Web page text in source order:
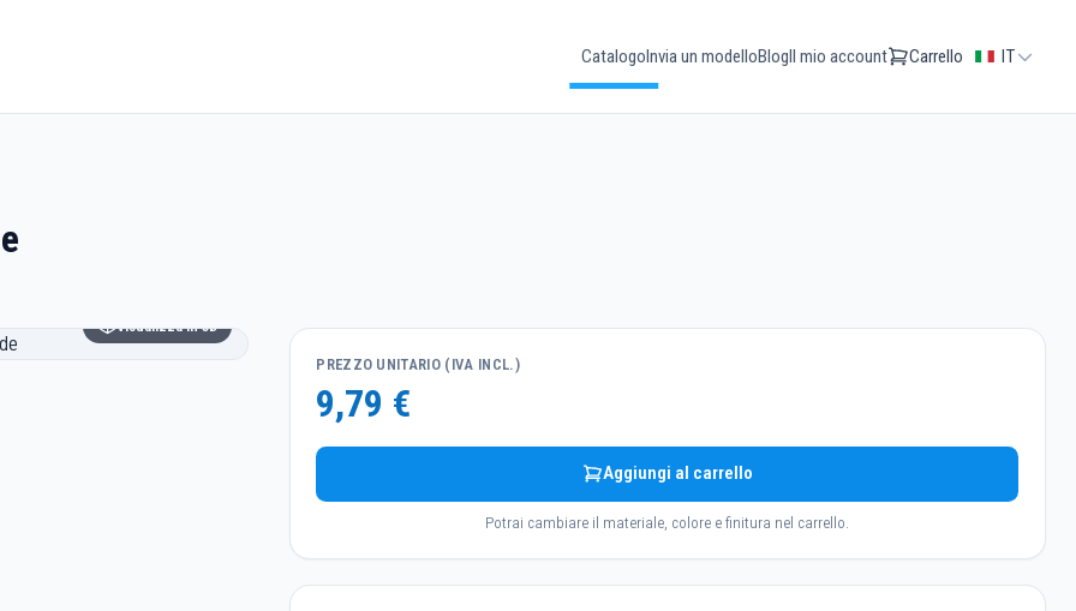
CatalogoInvia un modelloBlogIl mio account Carrello IT
Visualizza in 3D
PREZZO UNITARIO (IVA INCL.)
9,79 €
Aggiungi al carrello
Potrai cambiare il materiale, colore e finitura nel carrello.